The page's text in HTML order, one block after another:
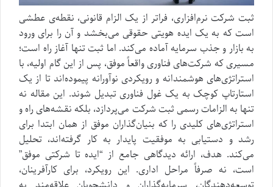
ثبت شرکت نرم‌افزاری، فراتر از یک الزام قانونی، نقطه‌ی عطشی
است که به یک ایده هویتی حقوقی می‌بخشد و آن را برای ورود
به بازار و جذب سرمایه آماده می‌کند. اما ثبت تنها آغاز راه است؛
مسیری که شرکت‌های فناوری واقعاً موفق، پس از این گام اولیه، با
استراتژی‌های هوشمندانه و رویکردی نوآورانه پیموده‌اند تا از یک
استارتاپ کوچک به یک غول فناوری تبدیل شوند. این مقاله نه
تنها به الزامات رسمی ثبت شرکت می‌پردازد، بلکه نقشه‌های راه و
استراتژی‌های کلیدی را که بنیان‌گذاران موفق از همان ابتدا برای
رشد و دستیابی به موفقیت پایدار به کار گرفته‌اند، تحلیل
می‌کند. هدف، ارائه دیدگاهی جامع از “ایده تا شرکتی موفق”
است، نه صرفاً مراحل اداری. این رویکرد، برای کارآفرینان،